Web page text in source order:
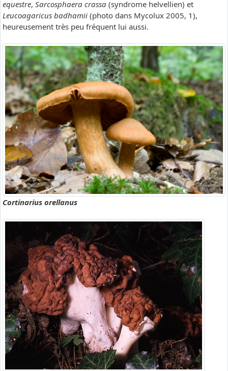
equestre, Sarcosphaera crassa (syndrome helvellien) et
Leucoagaricus badhamii (photo dans Mycolux 2005, 1),
heureusement très peu fréquent lui aussi.
Cortinarius orellanus